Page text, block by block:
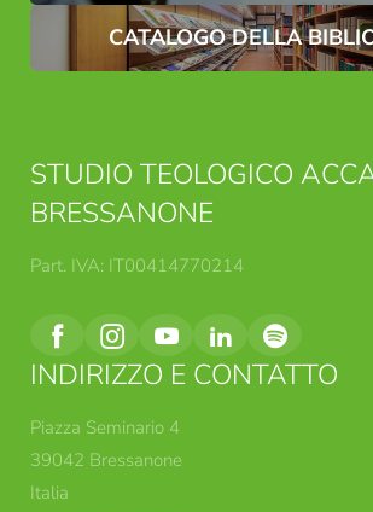
Feldkirch e Salisburgo.
CATALOGO DELLA
STUDIO TEOLOGICO
BRESSANONE
Part. IVA: IT00414770214
INDIRIZZO E CONTATTO
Piazza Seminario 4
39042 Bressanone
Italia
Consenso marketing*
*campi obbligatori